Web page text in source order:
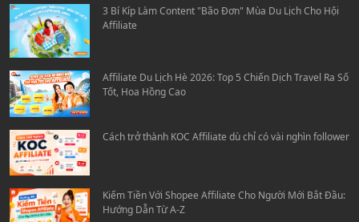
3 Bí Kíp Làm Content "Bão Đơn" Mùa Du Lịch Cho Hội
Affiliate
Affiliate Du Lịch Hè 2026: Top 5 Chiến Dịch Travel Ra Số
Tốt, Hoa Hồng Cao
Cách trở thành KOC Affiliate dù chỉ có vài nghìn follower
Kiếm Tiền Với Shopee Affiliate Cho Người Mới Bắt Đầu:
Hướng Dẫn Từ A-Z